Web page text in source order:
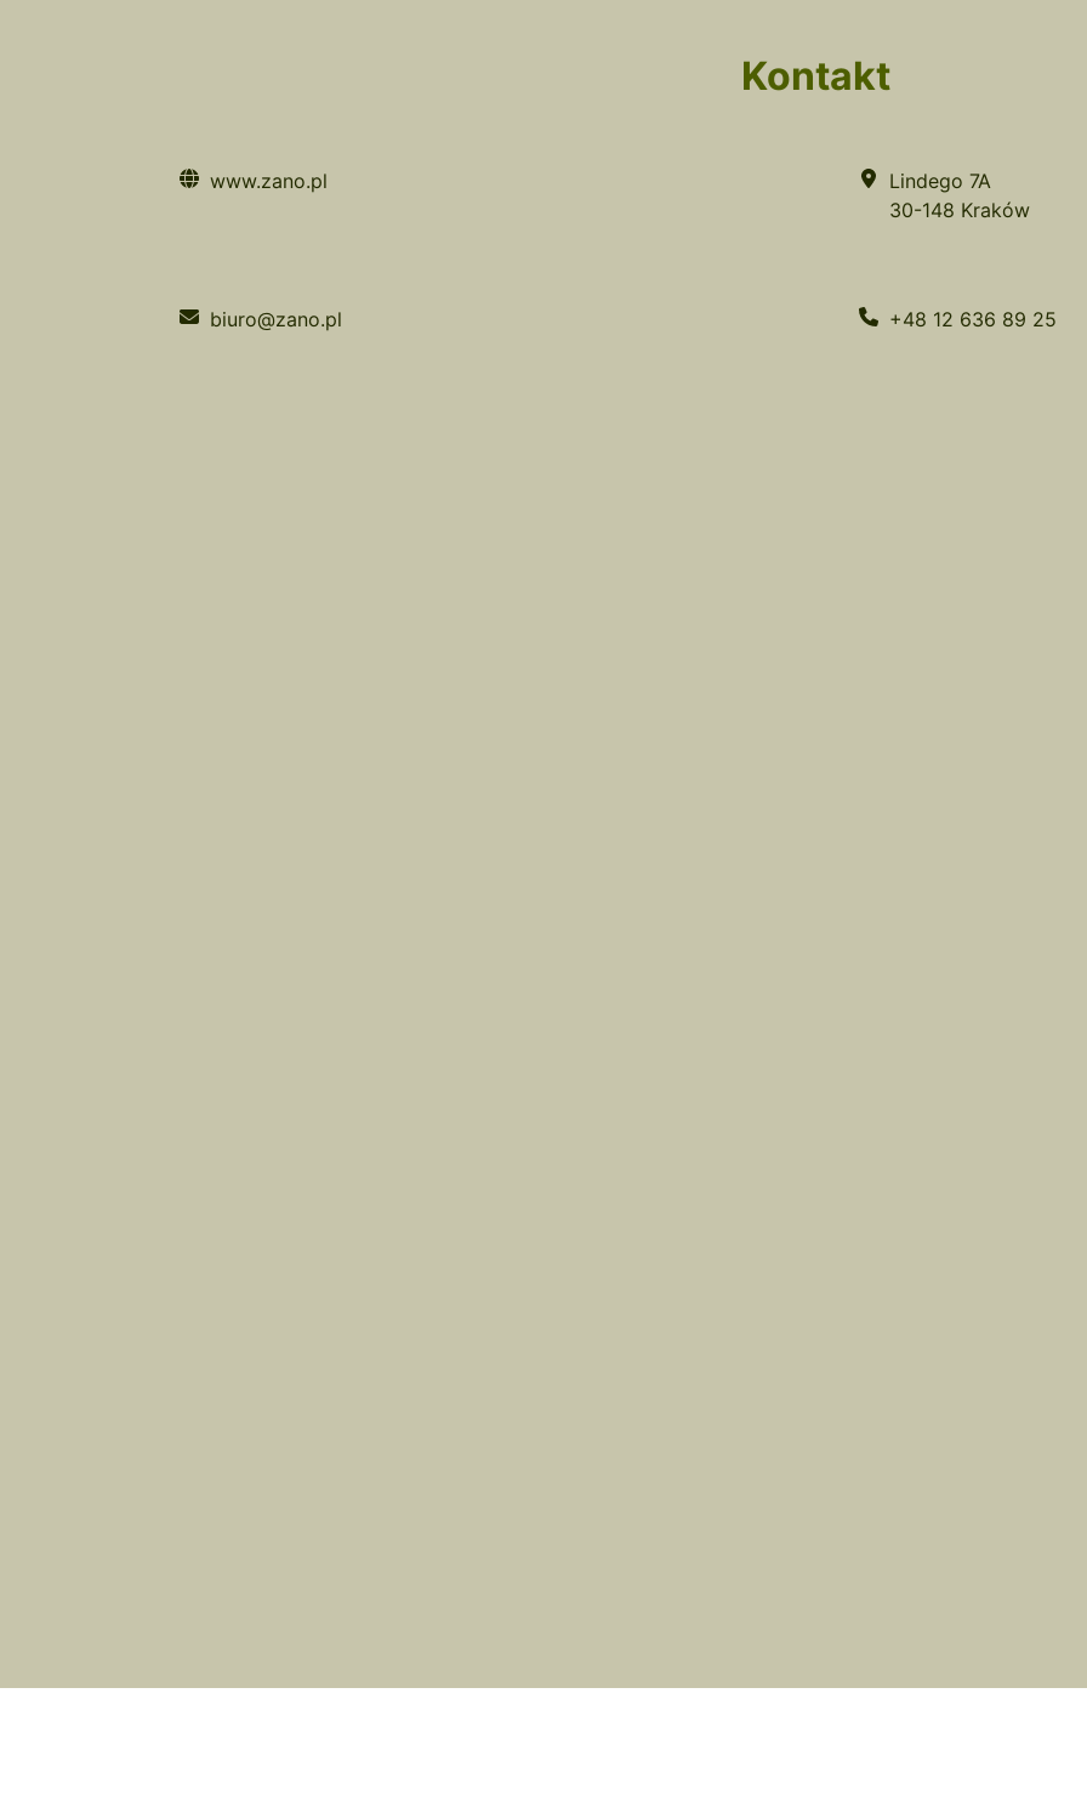
Kontakt
www.zano.pl
Lindego 7A
30-148 Kraków
biuro@zano.pl +48 12 636 89 25